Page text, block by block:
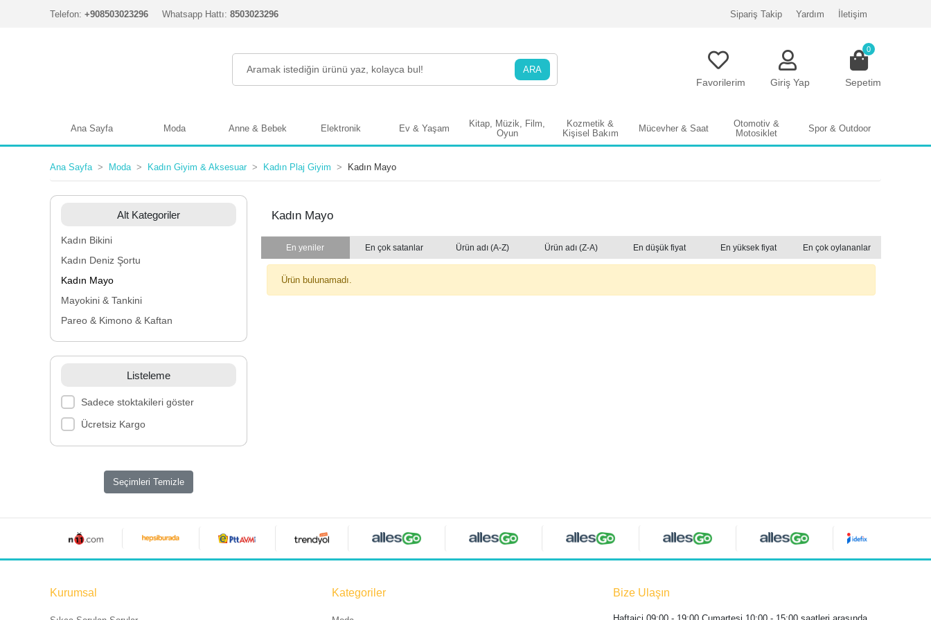
Telefon: +908503023296 Whatsapp Hattı: 8503023296 Sipariş Takip Yardım İletişim
ARA
Favorilerim Giriş Yap
0
Sepetim
Ana Sayfa Moda Anne & Bebek Elektronik Ev & Yaşam
Kitap, Müzik, Film,
Oyun
Kozmetik &
Kişisel Bakım
Mücevher & Saat
Otomotiv &
Motosiklet
Spor & Outdoor
Ana Sayfa Moda Kadın Giyim & Aksesuar Kadın Plaj Giyim Kadın Mayo
Alt Kategoriler
Kadın Bikini
Kadın Deniz Şortu
Kadın Mayo
Mayokini & Tankini
Pareo & Kimono & Kaftan
Listeleme
Sadece stoktakileri göster
Ücretsiz Kargo
Seçimleri Temizle
Kadın Mayo
En yeniler En çok satanlar Ürün adı (A-Z) Ürün adı (Z-A) En düşük fiyat En yüksek fiyat En çok oylananlar
Ürün bulunamadı.
Kurumsal Kategoriler Bize Ulaşın